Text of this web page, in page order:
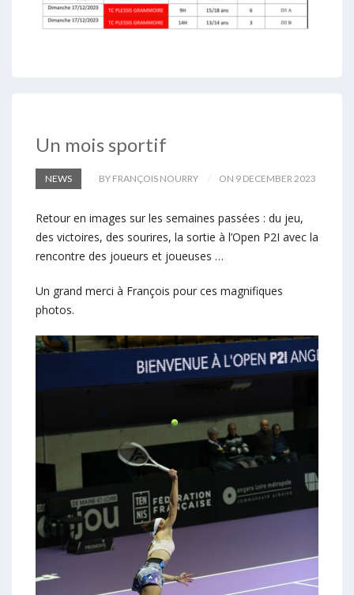
Un mois sportif
NEWS BY FRANÇOIS NOURRY ON 9 DECEMBER 2023
Retour en images sur les semaines passées : du jeu,
des victoires, des sourires, la sortie à l’Open P2I avec la
rencontre des joueurs et joueuses …
Un grand merci à François pour ces magnifiques
photos.